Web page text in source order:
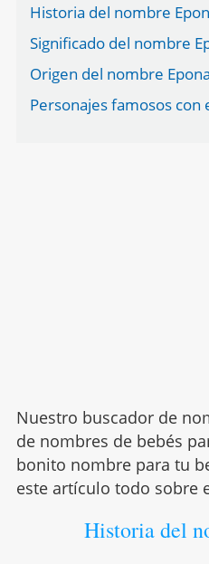
Historia del nombre
Significado del nombre
Origen del nombre Epona
Personajes famosos con
Nuestro buscador de
de nombres de bebés
bonito nombre para tu
este artículo todo sobre
Historia del